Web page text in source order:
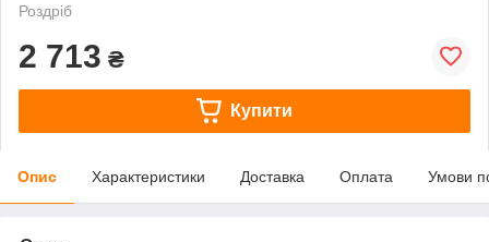
Роздріб
2 713 ₴
Купити
Опис Характеристики Доставка Оплата Умови